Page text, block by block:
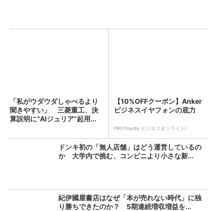
「私がウダウダしゃべるより
聞きやすい」 三菱重工、決
算説明に“AIジュリア”起用...
【10%OFFクーポン】Anker
ビジネスイヤフォンの底力
PR(ITmedia ビジネスオンライン)
ドンキ初の「無人店舗」はどう運営しているの
か 大学内で挑む、コンビニより小さな新...
紀伊國屋書店はなぜ「本が売れない時代」に独
り勝ちできたのか？ 5期連続増収増益を...